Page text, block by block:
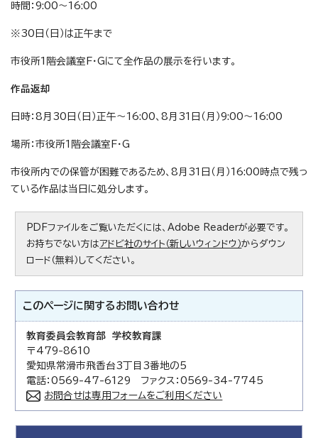
時間：9:00～16:00
※30日（日）は正午まで
市役所1階会議室F・Gにて全作品の展示を行います。
作品返却
日時：8月30日（日）正午～16:00、8月31日（月）9:00～16:00
場所：市役所1階会議室F・G
市役所内での保管が困難であるため、8月31日（月）16:00時点で残っ
ている作品は当日に処分します。
PDFファイルをご覧いただくには、Adobe Readerが必要です。
お持ちでない方はアドビ社のサイト（新しいウィンドウ）からダウン
ロード（無料）してください。
このページに関する お問い合わせ
教育委員会教育部 学校教育課
〒479-8610
愛知県常滑市飛香台3丁目3番地の5
電話：0569-47-6129 ファクス：0569-34-7745
お問合せは専用フォームをご利用ください